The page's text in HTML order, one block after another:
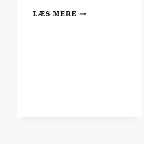
LÆS MERE SPILNYHEDERNE